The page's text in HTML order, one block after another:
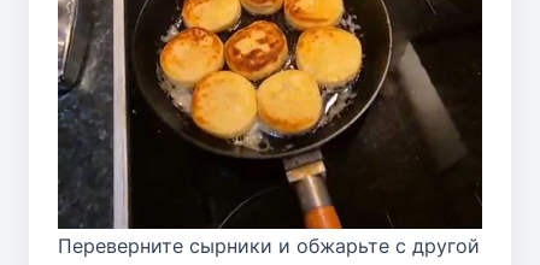
Переверните сырники и обжарьте с другой